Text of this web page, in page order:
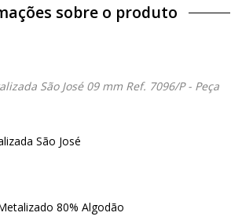
sobre o produto
São José 09 mm Ref. 7096/P - Peça
São José
80% Algodão